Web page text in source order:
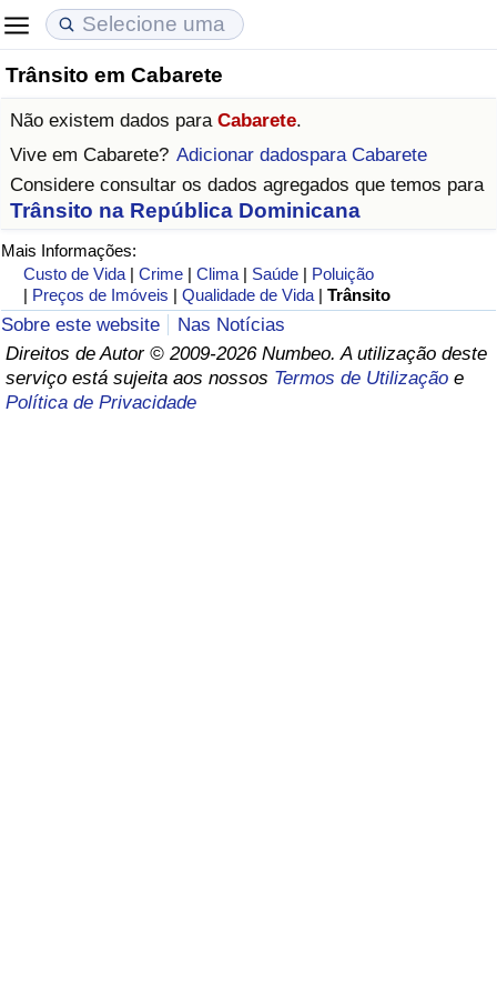
Trânsito em Cabarete
Não existem dados para Cabarete.
Vive em Cabarete? Adicionar dadospara Cabarete
Considere consultar os dados agregados que temos para
Trânsito na República Dominicana
Mais Informações:
Custo de Vida |Crime |Clima | Saúde | Poluição
| Preços de Imóveis |Qualidade de Vida |Trânsito
Sobre este website
Nas Notícias
Direitos de Autor © 2009-2026 Numbeo. A utilização deste
serviço está sujeita aos nossos Termos de Utilização e
Política de Privacidade
Custo de Vida
Indicador de Custo de Vida
Indicador de Custo de Vida Por País
em Aqaba
Preços de Imóveis
Indicador de Preços de Imóveis
Indicador de Preços de Imóveis por País
Qualidade de Vida
Indicador de Qualidade de Vida (Atual)
Índice de qualidade de vida por país
Crime
Taxa do Indicador de Crime (Atual)